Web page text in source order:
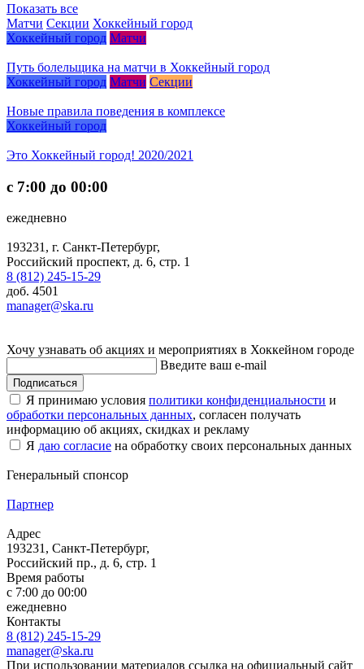
Показать все
Матчи Секции Хоккейный город
Хоккейный город Матчи
Путь болельщика на матчи в Хоккейный город
Хоккейный город Матчи Секции
Новые правила поведения в комплексе
Хоккейный город
Это Хоккейный город! 2020/2021
с 7:00 до 00:00
ежедневно
193231, г. Санкт-Петербург,
Российский проспект, д. 6, стр. 1
8 (812) 245-15-29
доб. 4501
manager@ska.ru
Хочу узнавать об акциях и мероприятиях в Хоккейном городе
Введите ваш e-mail
Подписаться
Я принимаю условия политики конфиденциальности и
обработки персональных данных, согласен получать
информацию об акциях, скидках и рекламу
Я даю согласие на обработку своих персональных данных
Генеральный спонсор
Партнер
Адрес
193231, Санкт-Петербург,
Российский пр., д. 6, стр. 1
Время работы
с 7:00 до 00:00
ежедневно
Контакты
8 (812) 245-15-29
manager@ska.ru
При использовании материалов ссылка на официальный сайт